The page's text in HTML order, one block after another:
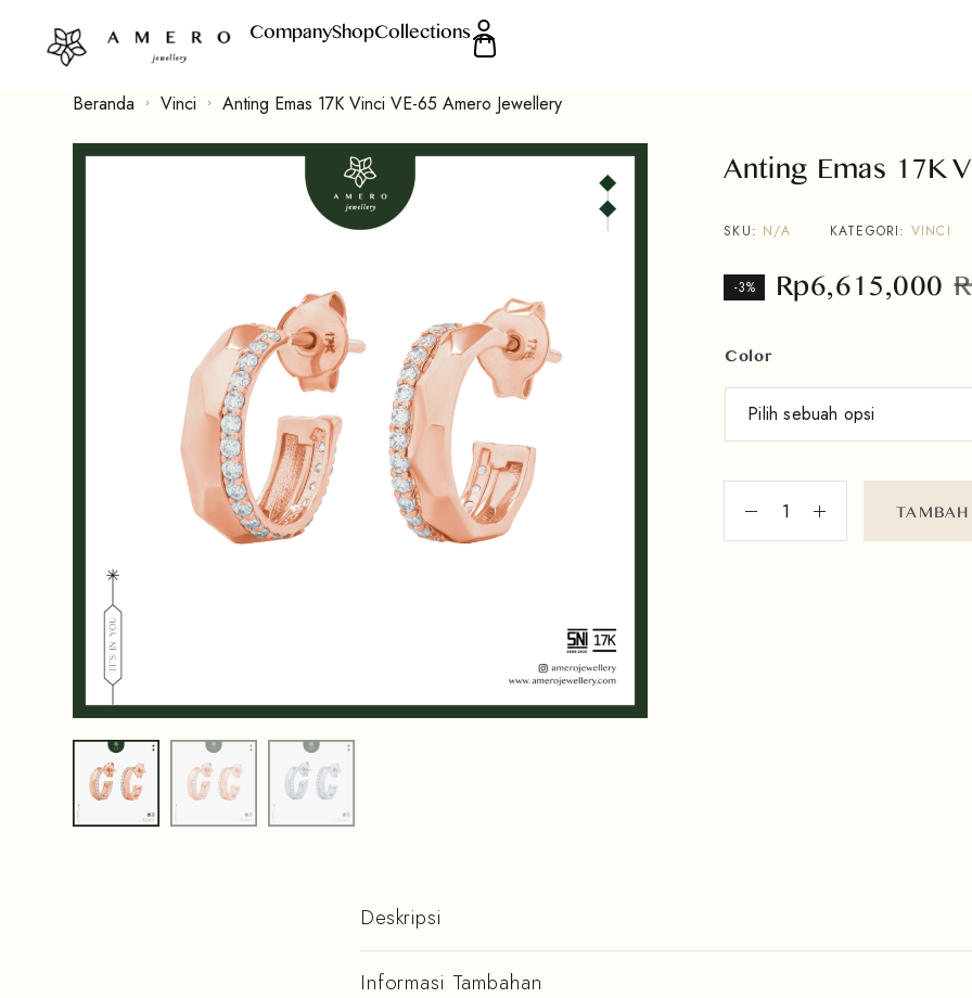
CompanyShopCollections
Beranda Vinci Anting Emas 17K Vinci VE-65 Amero Jewellery
Anting Emas 17K
SKU: N/A KATEGORI: VINCI
-3% Rp6,615,000
Color
Deskripsi
Informasi Tambahan